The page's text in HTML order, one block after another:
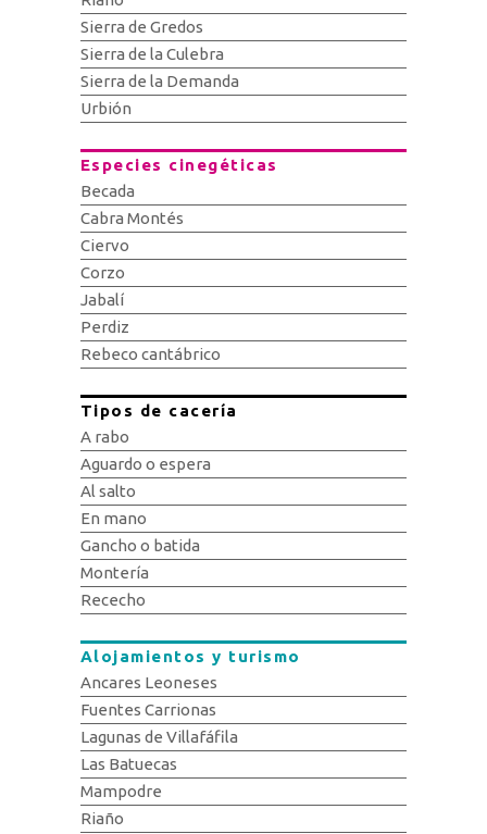
Sierra de Gredos
Sierra de la Culebra
Sierra de la Demanda
Urbión
Especies cinegéticas
Becada
Cabra Montés
Ciervo
Corzo
Jabalí
Perdiz
Rebeco cantábrico
Tipos de cacería
A rabo
Aguardo o espera
Al salto
En mano
Gancho o batida
Montería
Rececho
Alojamientos y turismo
Ancares Leoneses
Fuentes Carrionas
Lagunas de Villafáfila
Las Batuecas
Mampodre
Riaño